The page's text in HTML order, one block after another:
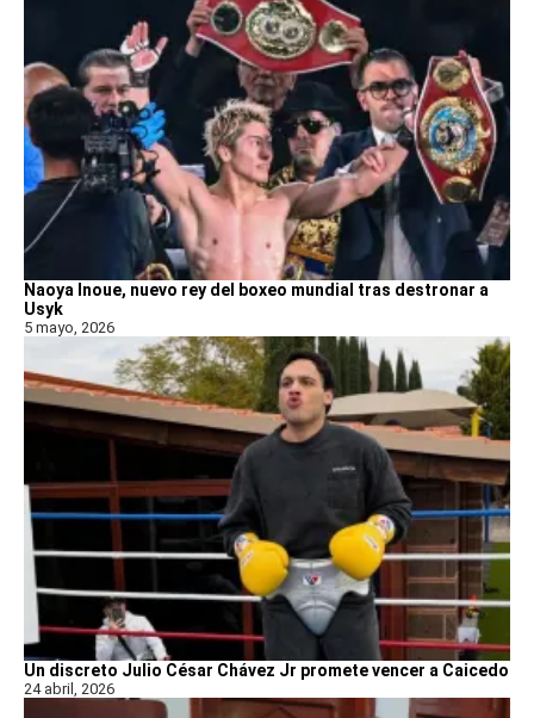
Naoya Inoue, nuevo rey del boxeo mundial tras destronar a
Usyk
5 mayo, 2026
Un discreto Julio César Chávez Jr promete vencer a Caicedo
24 abril, 2026